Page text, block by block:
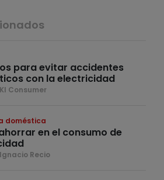
para evitar accidentes
con la electricidad
Consumer
doméstica
en el consumo de
Recio